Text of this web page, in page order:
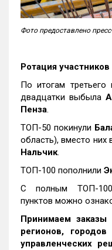
Фото предоставлено
Ротация участников
По итогам третьего
двадцатки выбыла
Пенза.
ТОП-50 покинули
область), вместо них
Нальчик.
ТОП-100 пополнили
С полным ТОП-100
пунктов можно
Принимаем заказы
регионов,
управленческих